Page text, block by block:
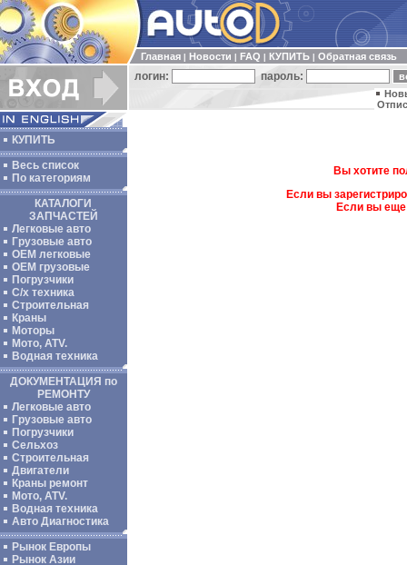
Главная Новости FAQ КУПИТЬ Обратная связь
логин: пароль:
КУПИТЬ
Весь список
По категориям
КАТАЛОГИ
ЗАПЧАСТЕЙ
Легковые авто
Грузовые авто
ОЕМ легковые
OEM грузовые
Погрузчики
С/х техника
Строительная
Краны
Моторы
Мото, ATV.
Водная техника
ДОКУМЕНТАЦИЯ по
РЕМОНТУ
Легковые авто
Грузовые авто
Погрузчики
Сельхоз
Строительная
Двигатели
Краны ремонт
Мото, ATV.
Водная техника
Авто Диагностика
Рынок Европы
Рынок Азии
Вы хотите
Если вы
Если вы еще